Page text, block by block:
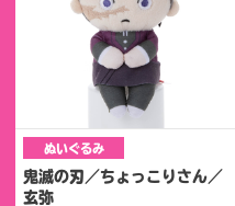
ぬいぐるみ
鬼滅の刃／ちょっこりさん／
玄弥